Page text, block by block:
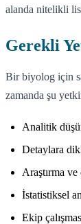
alanda nitelikli
Gerekli
Bir biyolog için
zamanda şu
Analitik
Detaylara
Araştırma
İstatistiksel
Ekip